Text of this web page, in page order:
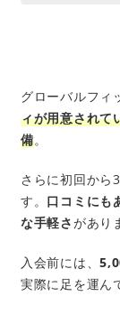
グローバルフィ
ィが用意されて
備。
さらに初回から
す。 口コミにも
な手軽さがあり
入会前には、
実際に足を運ん